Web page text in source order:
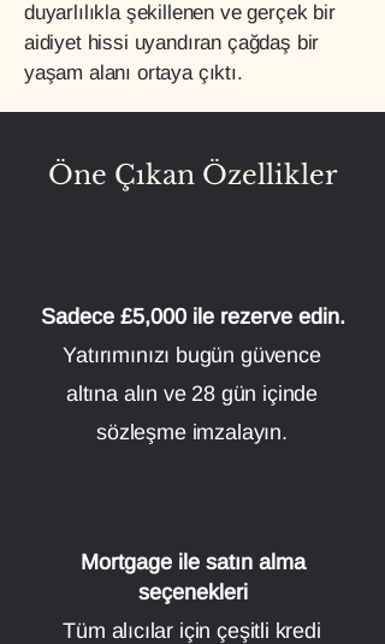
duyarlılıkla şekillenen ve gerçek bir
aidiyet hissi uyandıran çağdaş bir
yaşam alanı ortaya çıktı.
Öne Çıkan Özellikler
Sadece £5,000 ile rezerve edin.
Yatırımınızı bugün güvence
altına alın ve 28 gün içinde
sözleşme imzalayın.
Mortgage ile satın alma
seçenekleri
Tüm alıcılar için çeşitli kredi